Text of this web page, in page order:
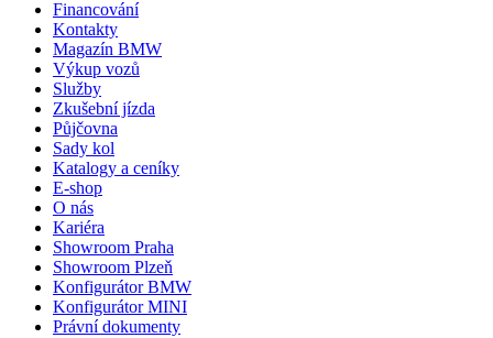
Financování
Kontakty
Magazín BMW
Výkup vozů
Služby
Zkušební jízda
Půjčovna
Sady kol
Katalogy a ceníky
E-shop
O nás
Kariéra
Showroom Praha
Showroom Plzeň
Konfigurátor BMW
Konfigurátor MINI
Právní dokumenty